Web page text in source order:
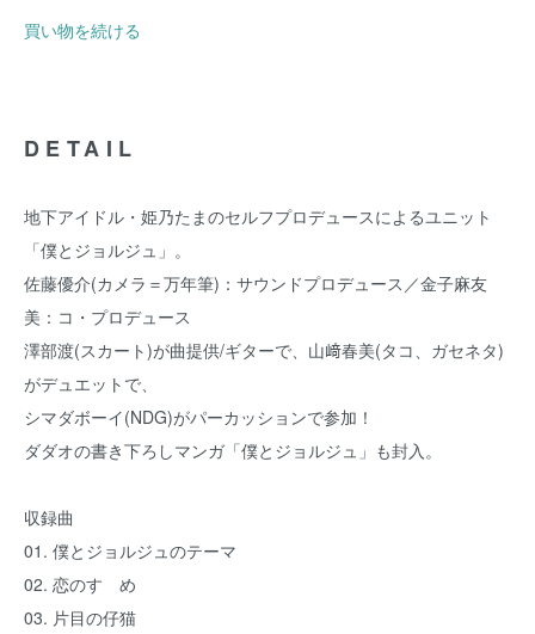
買い物を続ける
DETAIL
地下アイドル・姫乃たまのセルフプロデュースによるユニット
「僕とジョルジュ」。
佐藤優介(カメラ＝万年筆)：サウンドプロデュース／金子麻友
美：コ・プロデュース
澤部渡(スカート)が曲提供/ギターで、山﨑春美(タコ、ガセネタ)
がデュエットで、
シマダボーイ(NDG)がパーカッションで参加！
ダダオの書き下ろしマンガ「僕とジョルジュ」も封入。
収録曲
01. 僕とジョルジュのテーマ
02. 恋のすゝめ
03. 片目の仔猫